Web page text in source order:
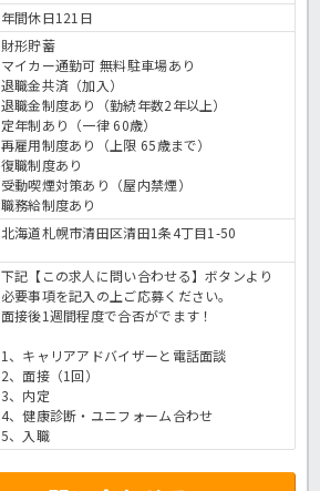
年間休日121日
財形貯蓄
マイカー通勤可 無料駐車場あり
退職金共済（加入）
退職金制度あり（勤続年数2年以上）
定年制あり（一律 60歳）
再雇用制度あり（上限 65歳まで）
復職制度あり
受動喫煙対策あり（屋内禁煙）
職務給制度あり
北海道札幌市清田区清田1条4丁目1-50
下記【この求人に問い合わせる】ボタンより
必要事項を記入の上ご応募ください。
面接後1週間程度で合否がでます！
1、キャリアアドバイザーと電話面談
2、面接（1回）
3、内定
4、健康診断・ユニフォーム合わせ
5、入職